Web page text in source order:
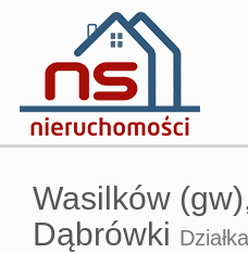
Wasilków
Dąbrówki